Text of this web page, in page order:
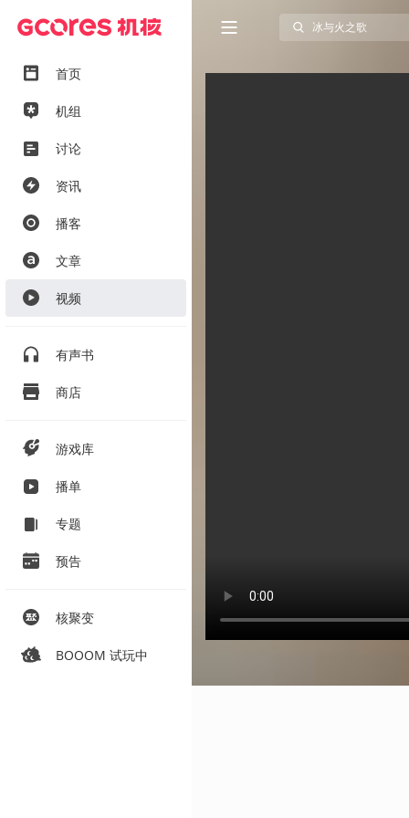
首页
机组
讨论
资讯
播客
文章
视频
有声书
商店
游戏库
播单
专题
预告
核聚变
BOOOM 试玩中